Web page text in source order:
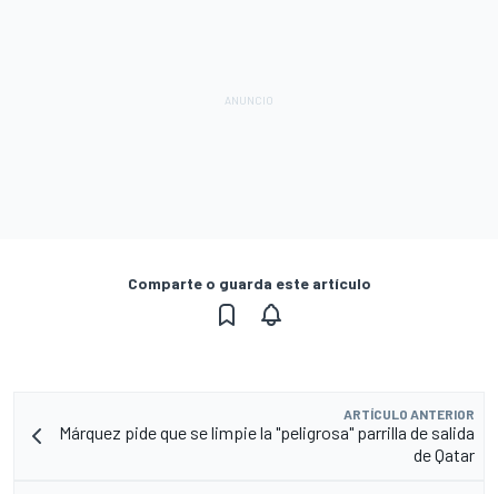
Comparte o guarda este artículo
ARTÍCULO ANTERIOR
Márquez pide que se limpie la "peligrosa" parrilla de salida
de Qatar